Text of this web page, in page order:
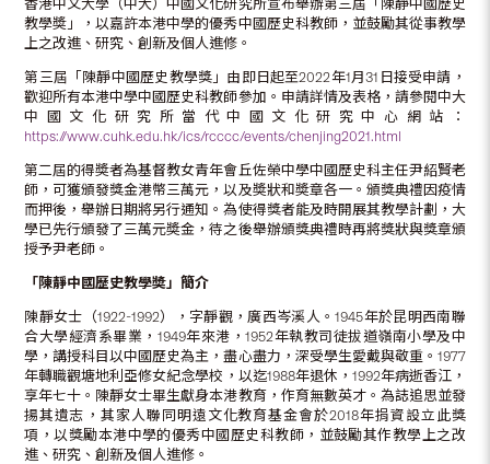
香港中文大學（中大）中國文化研究所宣布舉辦第三屆「陳靜中國歷史
教學奬」，以嘉許本港中學的優秀中國歷史科教師，並鼓勵其從事教學
上之改進、研究、創新及個人進修。
第三屆「陳靜中國歷史教學獎」由即日起至2022年1月31日接受申請，
歡迎所有本港中學中國歷史科教師參加。申請詳情及表格，請參閱中大
中國文化研究所當代中國文化研究中心網站：
https://www.cuhk.edu.hk/ics/rcccc/events/chenjing2021.html
第二屆的得奬者為基督教女青年會丘佐榮中學中國歷史科主任尹紹賢老
師，可獲頒發獎金港幣三萬元，以及奬狀和奬章各一。頒獎典禮因疫情
而押後，舉辦日期將另行通知。為使得獎者能及時開展其教學計劃，大
學已先行頒發了三萬元奬金，待之後舉辦頒獎典禮時再將獎狀與獎章頒
授予尹老師。
「陳靜中國歷史教學奬」簡介
陳靜女士（1922-1992），字靜觀，廣西岑溪人。1945年於昆明西南聯
合大學經濟系畢業，1949年來港，1952年執教司徒拔道嶺南小學及中
學，講授科目以中國歷史為主，盡心盡力，深受學生愛戴與敬重。1977
年轉職觀塘地利亞修女紀念學校，以迄1988年退休，1992年病逝香江，
享年七十。陳靜女士畢生獻身本港教育，作育無數英才。為誌追思並發
揚其遺志，其家人聯同明遠文化教育基金會於2018年捐資設立此獎
項，以獎勵本港中學的優秀中國歷史科教師，並鼓勵其作教學上之改
進、研究、創新及個人進修。